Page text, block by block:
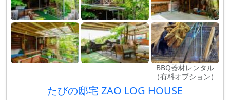
BBQ器材レンタル
（有料オプション）
たびの邸宅 ZAO LOG HOUSE